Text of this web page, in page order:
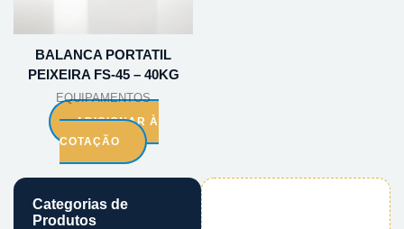
Categorias de
Produtos
BALANCA PORTATIL
PEIXEIRA FS-45 – 40KG
EQUIPAMENTOS
ADICIONAR À
COTAÇÃO